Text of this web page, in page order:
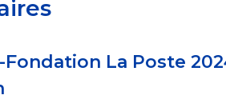
La Poste